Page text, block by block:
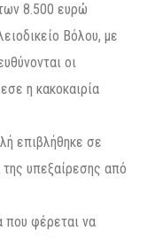
8.500 ευρώ
Βόλου, με
οι
η κακοκαιρία
επιβλήθηκε σε
υπεξαίρεσης από
που φέρεται να